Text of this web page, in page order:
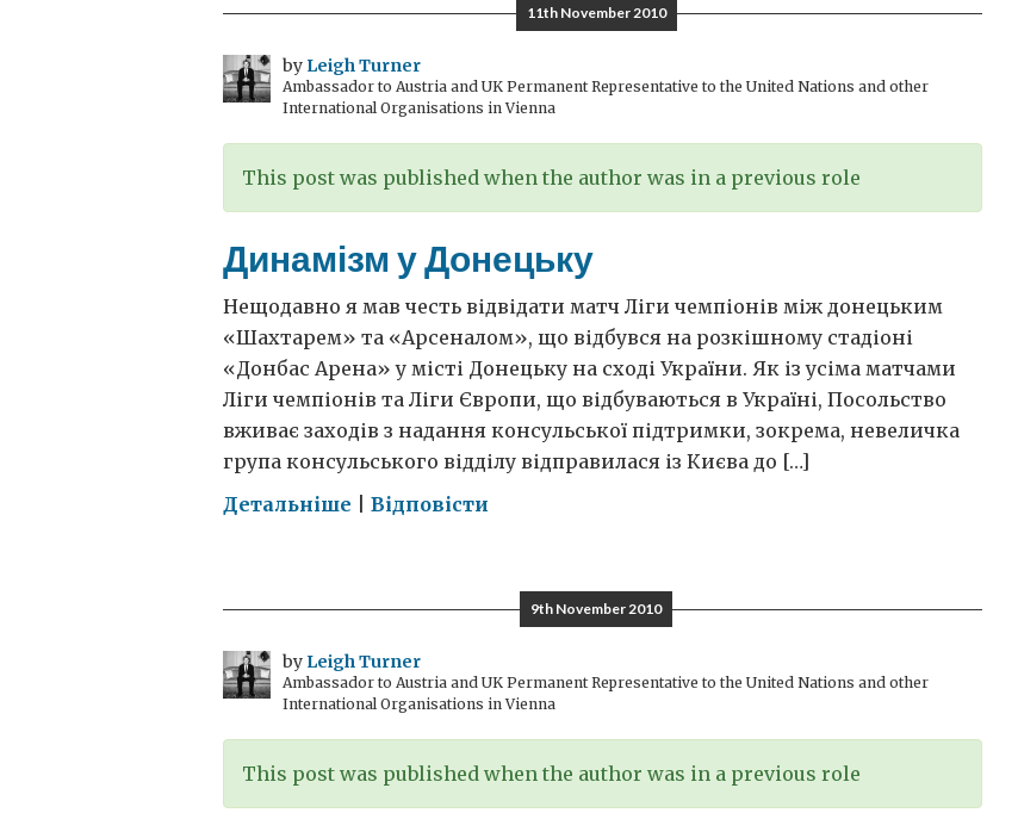
11th November 2010
by Leigh Turner
Ambassador to Austria and UK Permanent Representative to the United Nations and other
International Organisations in Vienna
This post was published when the author was in a previous role
Динамізм у Донецьку
Нещодавно я мав честь відвідати матч Ліги чемпіонів між донецьким
«Шахтарем» та «Арсеналом», що відбувся на розкішному стадіоні
«Донбас Арена» у місті Донецьку на сході України. Як із усіма матчами
Ліги чемпіонів та Ліги Європи, що відбуваються в Україні, Посольство
вживає заходів з надання консульської підтримки, зокрема, невеличка
група консульського відділу відправилася із Києва до […]
Детальніше onВідповісти
9th November 2010
by Leigh Turner
Ambassador to Austria and UK Permanent Representative to the United Nations and other
International Organisations in Vienna
This post was published when the author was in a previous role